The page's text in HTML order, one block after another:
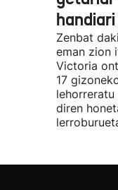
Zenbat
eman zion
Victoria
17
diren